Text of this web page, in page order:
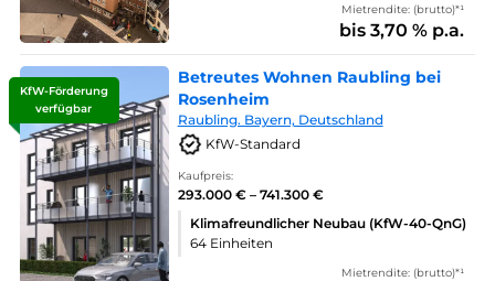
Mietrendite: (brutto)*¹
bis 3,70 % p.a.
KfW-Förderung
verfügbar
Betreutes Wohnen Raubling bei
Rosenheim
Raubling. Bayern, Deutschland
KfW-Standard
Kaufpreis:
293.000 € – 741.300 €
Klimafreundlicher Neubau (KfW-40-QnG)
64 Einheiten
Mietrendite: (brutto)*¹